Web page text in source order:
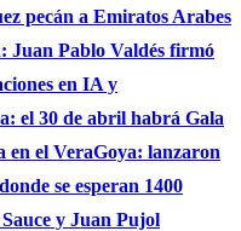
pecán a Emiratos Arabes
Juan Pablo Valdés firmó
en IA y
el 30 de abril habrá Gala
en el VeraGoya: lanzaron
se esperan 1400
y Juan Pujol